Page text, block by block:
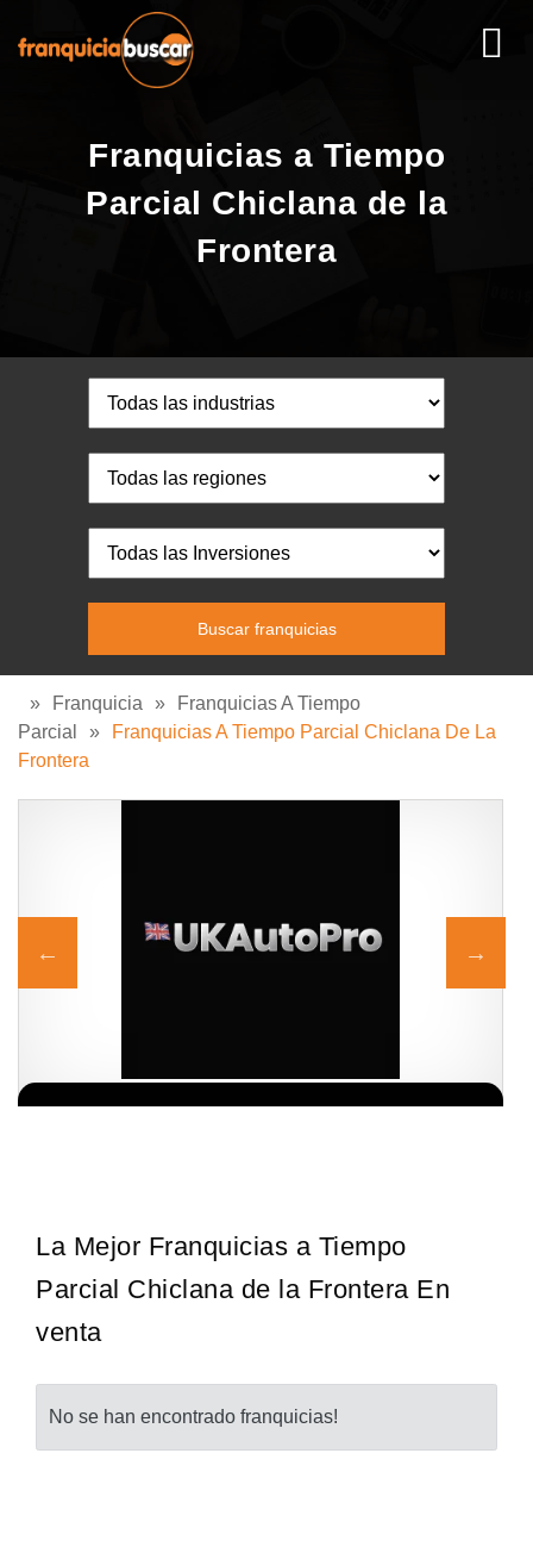
Franquicias a Tiempo
Parcial Chiclana de la
Frontera
» Franquicia »
Franquicias A Tiempo
Parcial
»
Franquicias A Tiempo Parcial Chiclana De La
Frontera
La Mejor Franquicias a Tiempo
Parcial Chiclana de la Frontera En
venta
No se han encontrado franquicias!